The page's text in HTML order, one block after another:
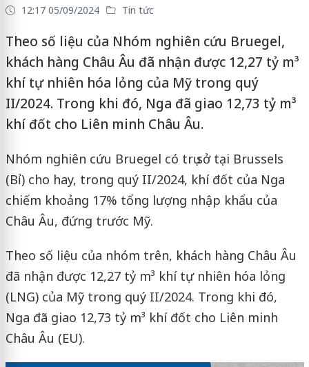
12:17 05/09/2024 Tin tức
Theo số liệu của Nhóm nghiên cứu Bruegel,
khách hàng Châu Âu đã nhận được 12,27 tỷ m³
khí tự nhiên hóa lỏng của Mỹ trong quý
II/2024. Trong khi đó, Nga đã giao 12,73 tỷ m³
khí đốt cho Liên minh Châu Âu.
Nhóm nghiên cứu Bruegel có trụ sở tại Brussels
(Bỉ) cho hay, trong quý II/2024, khí đốt của Nga
chiếm khoảng 17% tổng lượng nhập khẩu của
Châu Âu, đứng trước Mỹ.
Theo số liệu của nhóm trên, khách hàng Châu Âu
đã nhận được 12,27 tỷ m³ khí tự nhiên hóa lỏng
(LNG) của Mỹ trong quý II/2024. Trong khi đó,
Nga đã giao 12,73 tỷ m³ khí đốt cho Liên minh
Châu Âu (EU).